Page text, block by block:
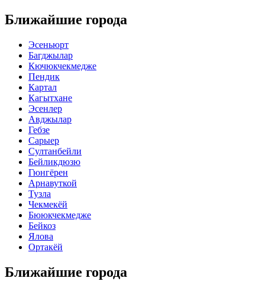
Ближайшие города
Эсеньюрт
Багджылар
Кючюкчекмедже
Пендик
Картал
Кагытхане
Эсенлер
Авджылар
Гебзе
Сарыер
Султанбейли
Бейликдюзю
Гюнгёрен
Арнавуткой
Тузла
Чекмекёй
Бююкчекмедже
Бейкоз
Ялова
Ортакёй
Ближайшие города